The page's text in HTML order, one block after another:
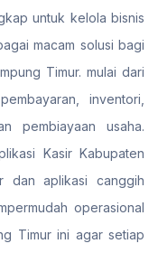
untuk kelola bisnis
macam solusi bagi
Timur. mulai dari
inventori,
pembiayaan usaha.
Kasir Kabupaten
dan aplikasi canggih
operasional
Timur ini agar setiap